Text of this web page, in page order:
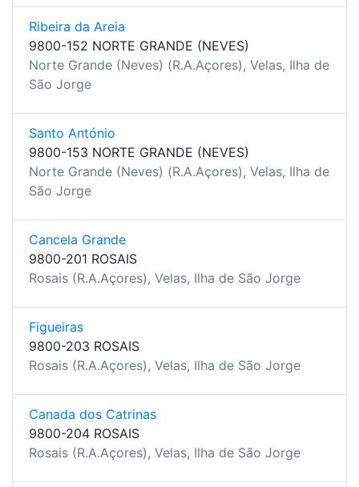
Ribeira da Areia
9800-152 NORTE GRANDE (NEVES)
Norte Grande (Neves) (R.A.Açores), Velas, Ilha de
São Jorge
Santo António
9800-153 NORTE GRANDE (NEVES)
Norte Grande (Neves) (R.A.Açores), Velas, Ilha de
São Jorge
Cancela Grande
9800-201 ROSAIS
Rosais (R.A.Açores), Velas, Ilha de São Jorge
Figueiras
9800-203 ROSAIS
Rosais (R.A.Açores), Velas, Ilha de São Jorge
Canada dos Catrinas
9800-204 ROSAIS
Rosais (R.A.Açores), Velas, Ilha de São Jorge